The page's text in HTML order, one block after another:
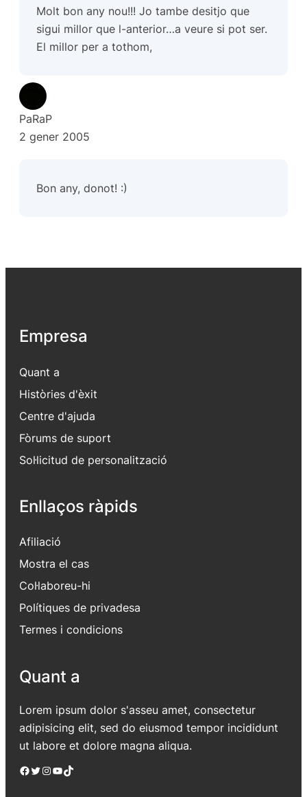
Molt bon any nou!!! Jo tambe desitjo que
sigui millor que l-anterior…a veure si pot ser.
El millor per a tothom,
PaRaP
2 gener 2005
Bon any, donot! :)
Empresa
Quant a
Històries d'èxit
Centre d'ajuda
Fòrums de suport
Sol·licitud de personalització
Enllaços ràpids
Afiliació
Mostra el cas
Col·laboreu-hi
Polítiques de privadesa
Termes i condicions
Quant a
Lorem ipsum dolor s'asseu amet, consectetur
adipisicing elit, sed do eiusmod tempor incididunt
ut labore et dolore magna aliqua.
Facebook Twitter Instagram YouTube TikTok